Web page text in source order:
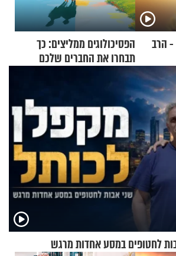
- הרב
הפסיכולוגים ממליצים: כך
תבחרו את החברים שלכם
בחיים
לחטופים במסע אחדות מרגש